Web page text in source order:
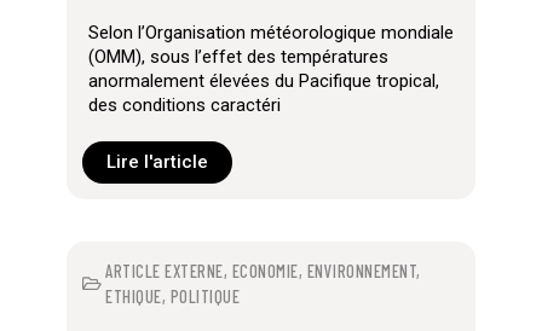
Selon l’Organisation météorologique mondiale
(OMM), sous l’effet des températures
anormalement élevées du Pacifique tropical,
des conditions caractéri
Lire l'article
ARTICLE EXTERNE, ECONOMIE, ENVIRONNEMENT,
ETHIQUE, POLITIQUE